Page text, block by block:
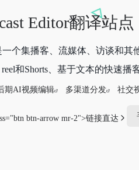
Editor翻译站点
是一个集播客、流媒体、访谈和
和Shorts、基于文本的快速播
期AI视频编辑 多渠道分发 社交
btn-arrow mr-2">链接直达